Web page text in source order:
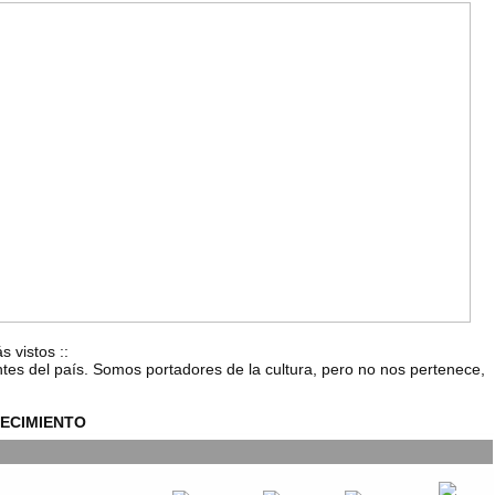
vistos::
del país. Somos portadores de la cultura, pero no nos pertenece,